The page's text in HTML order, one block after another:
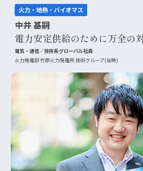
火力・地熱・バイオマス
中井 基嗣
電力安定供給のために万全の
電気・通信／技術系グローバル社員
火力発電部 竹原火力発電所 技術グループ(当時)